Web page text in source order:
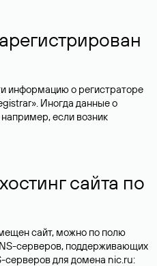
информацию о регистраторе
Иногда данные о
если возник
сайта по
сайт, можно по полю
серверов, поддерживающих
для домена nic.ru: